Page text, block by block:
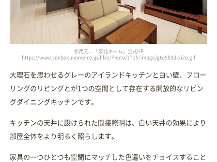
引用元：「泉北ホーム」公式HP
https://www.senbokuhome.co.jp/files/Photo/1715/image/gtu589dkii2o.gif
大理石を思わせるグレーのアイランドキッチンと白い壁、フロー
リングのリビングとが1つの空間として存在する開放的なリビン
グダイニングキッチンです。
キッチンの天井に設けられた間接照明は、白い天井の効果により
部屋全体をより明るく照らします。
家具の一つひとつも空間にマッチした色遣いをチョイスすること